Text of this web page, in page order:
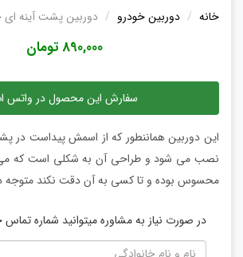
خانه دوربین خودرو دوربین پشت آینه ای
890,000 تومان
سفارش این محصول در واتس
این دوربین هماننطور که از اسمش پیداست در
نصب می شود و طراحی آن به شکلی است که می
محسوس بوده و تا کسی به آن دقت نکند متوجه
در صورت نیاز به مشاوره میتوانید شماره تماس